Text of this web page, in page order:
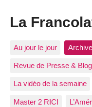
La
Au jour le jour
Revue de Presse &
La vidéo de la semaine
Master 2 RICI